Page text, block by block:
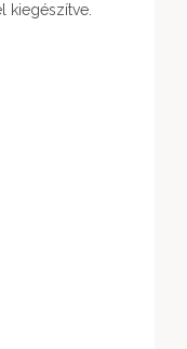
kiegészítve.